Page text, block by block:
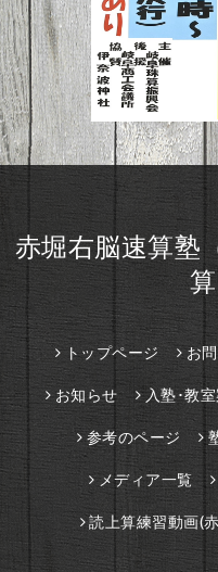
赤堀右脳速算塾
トップページ お
お知らせ 入塾･教
参考のページ
メディア一覧
読上算練習動画(